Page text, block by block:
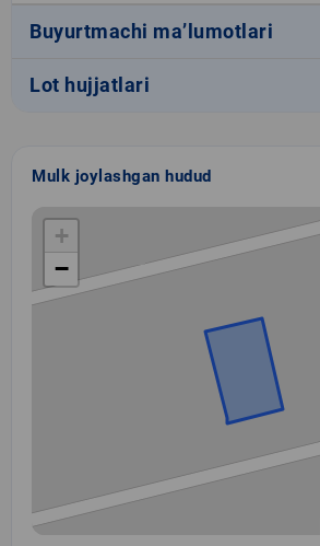
Buyurtmachi ma’lumotlari
Lot hujjatlari
Mulk joylashgan hudud
+
−